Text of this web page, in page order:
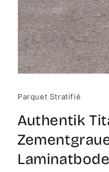
Modal
Parquet Stratifié
Authentik